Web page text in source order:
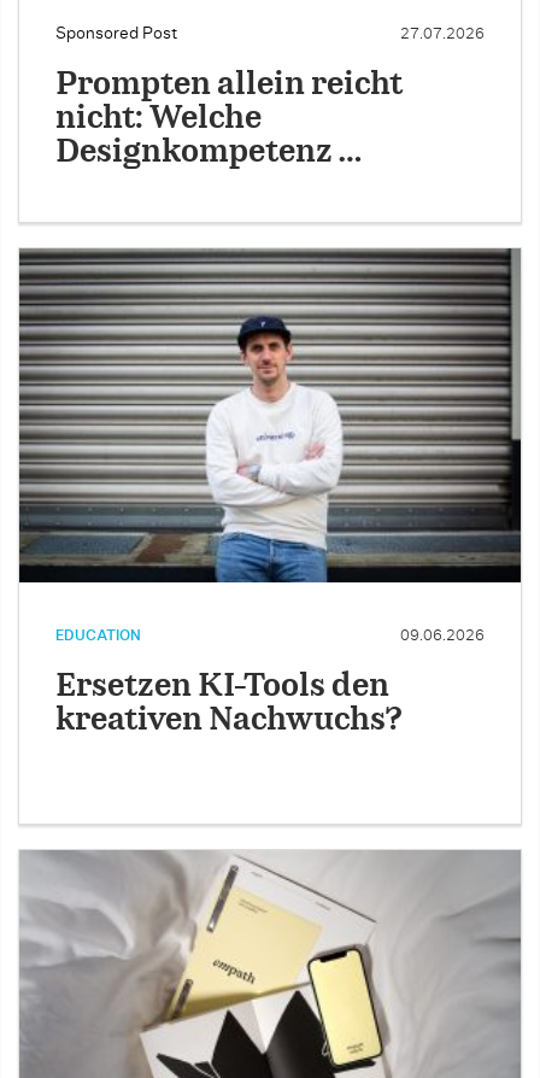
Sponsored Post 27.07.2026
Prompten allein reicht
nicht: Welche
Designkompetenz …
EDUCATION 09.06.2026
Ersetzen KI-Tools den
kreativen Nachwuchs?